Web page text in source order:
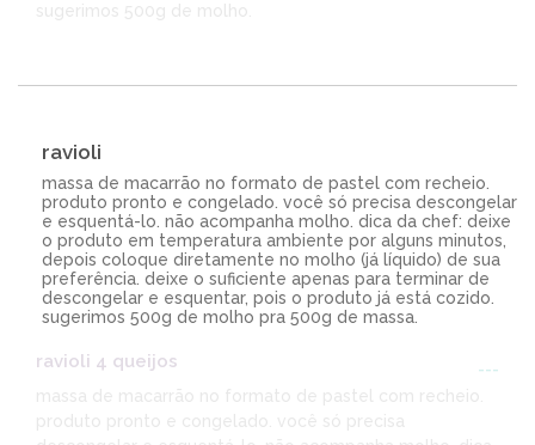
sugerimos 500g de molho.
ravioli
massa de macarrão no formato de pastel com recheio.
produto pronto e congelado. você só precisa descongelar
e esquentá-lo. não acompanha molho. dica da chef: deixe
o produto em temperatura ambiente por alguns minutos,
depois coloque diretamente no molho (já líquido) de sua
preferência. deixe o suficiente apenas para terminar de
descongelar e esquentar, pois o produto já está cozido.
sugerimos 500g de molho pra 500g de massa.
ravioli 4 queijos
---
massa de macarrão no formato de pastel com recheio.
produto pronto e congelado. você só precisa